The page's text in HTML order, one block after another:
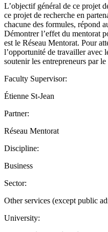
L’objectif général de ce projet
ce projet de recherche en
chacune des formules, répond
Démontrer l’effet du mentorat
est le Réseau Mentorat. Pour
l’opportunité de travailler avec
soutenir les entrepreneurs par le
Faculty Supervisor:
Étienne St-Jean
Partner:
Réseau Mentorat
Discipline:
Business
Sector:
Other services (except public
University: